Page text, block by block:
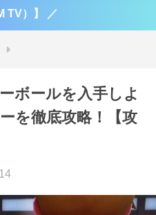
TV）】 ／
ボールを入手しよ
を徹底攻略！【攻